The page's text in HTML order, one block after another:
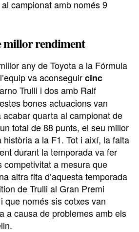
campionat amb només 9
millor rendiment
any de Toyota a la Fórmula
va aconseguircinc
Trulli i dos amb Ralf
bones actuacions van
acabar quarta al campionat de
total de 88 punts, el seu millor
història a la F1. Tot i així, la falta
durant la temporada va fer
competivitat a mesura que
altra fita d’aquesta temporada
de Trulli al Gran Premi
que només sis cotxes van
a causa de problemes amb els